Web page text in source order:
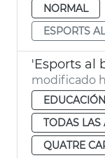
NORMAL
ESPORTS
'Esports al
modificado
TODAS LAS
QUATRE